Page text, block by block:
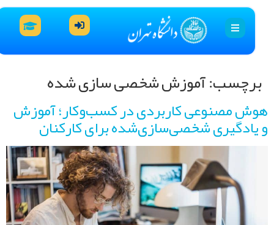
آموزش شخصی سازی شده
مصنوعی کاربردی در کسب‌وکار؛ آموزش
شخصی‌سازی‌شده برای کارکنان